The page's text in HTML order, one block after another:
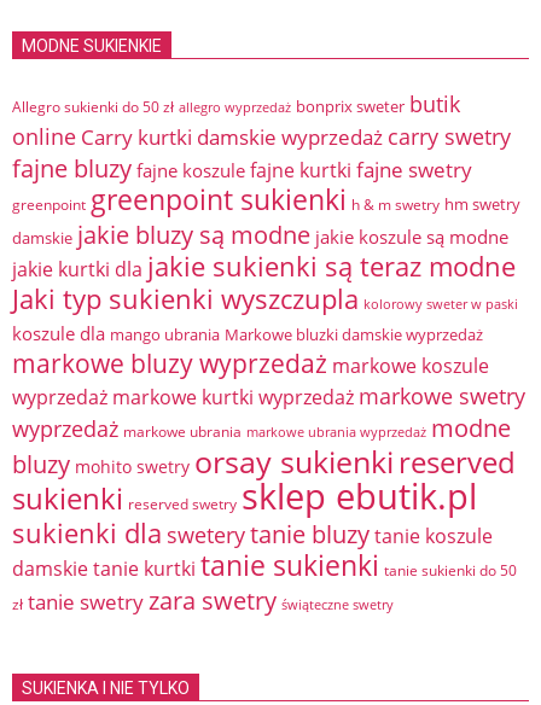
MODNE SUKIENKIE
Allegro sukienki do 50 zł allegro wyprzedaż bonprix sweter butik
online Carry kurtki damskie wyprzedaż carry swetry
fajne bluzy fajne koszule fajne kurtki fajne swetry
greenpoint greenpoint sukienki h & m swetry hm swetry
damskie jakie bluzy są modne jakie koszule są modne
jakie kurtki dla jakie sukienki są teraz modne
Jaki typ sukienki wyszczupla kolorowy sweter w paski
koszule dla mango ubrania Markowe bluzki damskie wyprzedaż
markowe bluzy wyprzedaż markowe koszule
wyprzedaż markowe kurtki wyprzedaż markowe swetry
wyprzedaż markowe ubrania markowe ubrania wyprzedaż modne
bluzy mohito swetry orsay sukienki reserved
sukienki reserved swetry sklep ebutik.pl
sukienki dla sweterytanie bluzytanie koszule
damskietanie kurtki tanie sukienki tanie sukienki do 50
zł tanie swetryzara swetry świąteczne swetry
SUKIENKA I NIE TYLKO